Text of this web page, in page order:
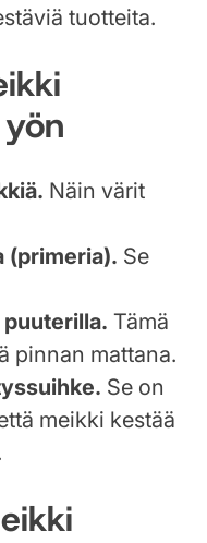
tuotteita.
Näin värit
(primeria). Se
Tämä
pinnan mattana.
Se on
meikki kestää